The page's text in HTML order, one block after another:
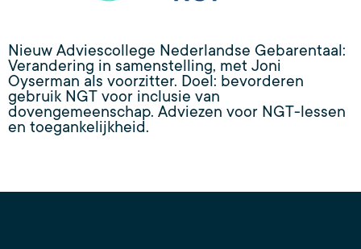
Nieuw Adviescollege Nederlandse Gebarentaal:
Verandering in samenstelling, met Joni
Oyserman als voorzitter. Doel: bevorderen
gebruik NGT voor inclusie van
dovengemeenschap. Adviezen voor NGT-lessen
en toegankelijkheid.